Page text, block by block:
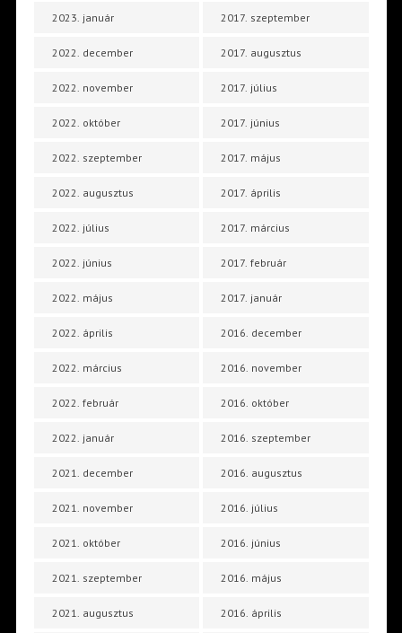
2023. január
2022. december
2022. november
2022. október
2022. szeptember
2022. augusztus
2022. július
2022. június
2022. május
2022. április
2022. március
2022. február
2022. január
2021. december
2021. november
2021. október
2021. szeptember
2021. augusztus
2017. szeptember
2017. augusztus
2017. július
2017. június
2017. május
2017. április
2017. március
2017. február
2017. január
2016. december
2016. november
2016. október
2016. szeptember
2016. augusztus
2016. július
2016. június
2016. május
2016. április